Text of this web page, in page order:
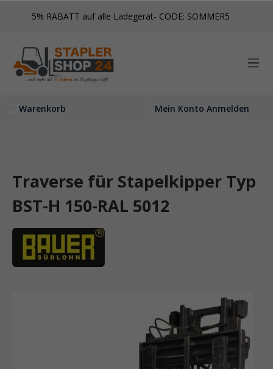
springen
5% RABATT auf alle Ladegerät- CODE: SOMMER5
Mein Konto Anmelden
Warenkorb
Traverse für Stapelkipper Typ
BST-H 150-RAL 5012